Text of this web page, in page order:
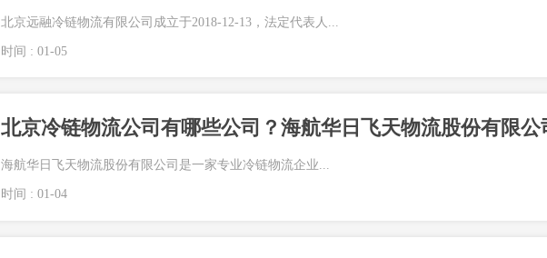
北京远融冷链物流有限公司成立于2018-12-13，法定代表人...
时间 : 01-05
北京冷链物流公司有哪些公司？海航华日飞天物流股份有限公
海航华日飞天物流股份有限公司是一家专业冷链物流企业...
时间 : 01-04